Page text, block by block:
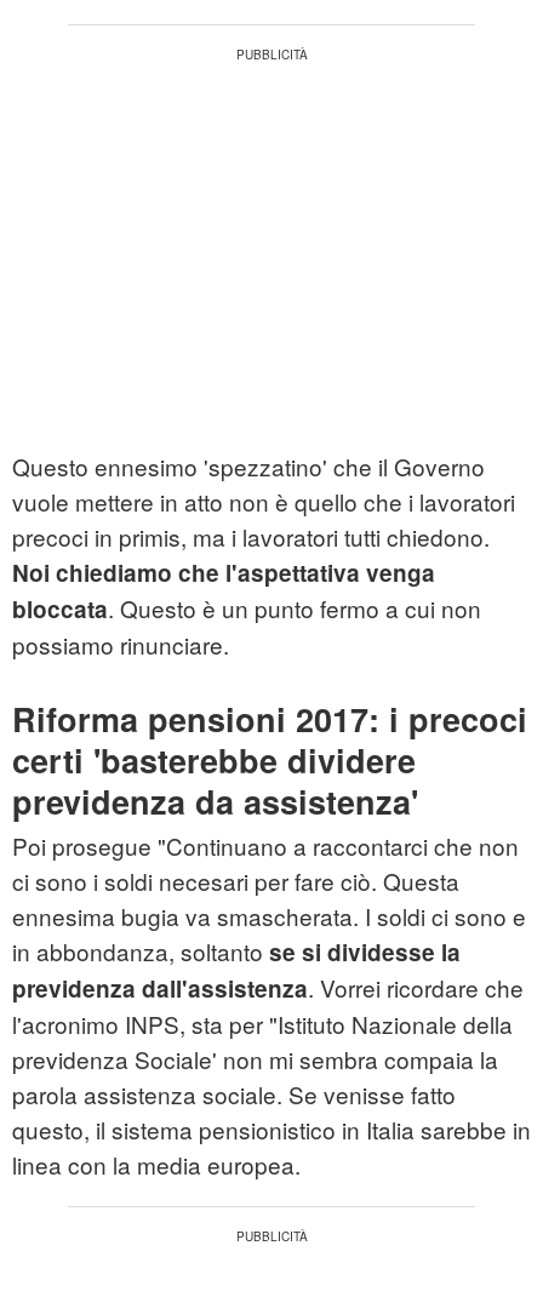
Questo ennesimo 'spezzatino' che il Governo
vuole mettere in atto non è quello che i lavoratori
precoci in primis, ma i lavoratori tutti chiedono.
Noi chiediamo che l'aspettativa venga
bloccata. Questo è un punto fermo a cui non
possiamo rinunciare.
Riforma pensioni 2017: i precoci
certi 'basterebbe dividere
previdenza da assistenza'
Poi prosegue "Continuano a raccontarci che non
ci sono i soldi necesari per fare ciò. Questa
ennesima bugia va smascherata. I soldi ci sono e
in abbondanza, soltanto se si dividesse la
previdenza dall'assistenza. Vorrei ricordare che
l'acronimo INPS, sta per "Istituto Nazionale della
previdenza Sociale' non mi sembra compaia la
parola assistenza sociale. Se venisse fatto
questo, il sistema pensionistico in Italia sarebbe in
linea con la media europea.